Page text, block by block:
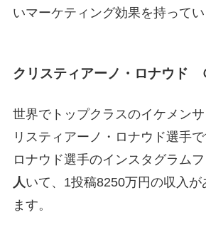
いマーケティング効果を持ってい
クリスティアーノ・ロナウド
世界でトップクラスのイケメン
リスティアーノ・ロナウド選手で
ロナウド選手のインスタグラム
人 いて、1投稿8250万円の収入
ます。